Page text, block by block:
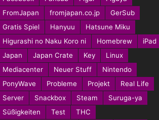
FromJapan
fromjapan.co.jp
GerSub
Gratis Spiel
Hanyuu
Hatsune Miku
Higurashi no Naku Koro ni
Homebrew
iPad
Japan
Japan Crate Key
Linux
Mediacenter
Neuer Stuff
Nintendo
PonyWave
Probleme Projekt
Real Life
Server
Snackbox Steam
Suruga-ya
Süßigkeiten
Test THC